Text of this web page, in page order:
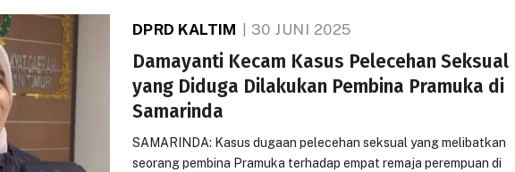
DPRD KALTIM 30 JUNI 2025
Damayanti Kecam Kasus Pelecehan Seksual
yang Diduga Dilakukan Pembina Pramuka di
Samarinda
SAMARINDA: Kasus dugaan pelecehan seksual yang melibatkan
seorang pembina Pramuka terhadap empat remaja perempuan di